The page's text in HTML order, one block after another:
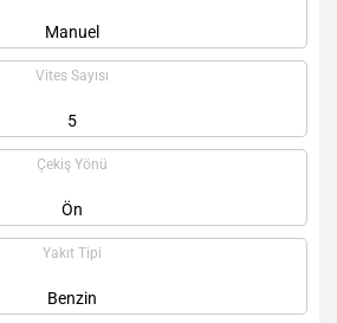
Manuel
Vites Sayısı
5
Çekiş Yönü
Ön
Yakıt Tipi
Benzin